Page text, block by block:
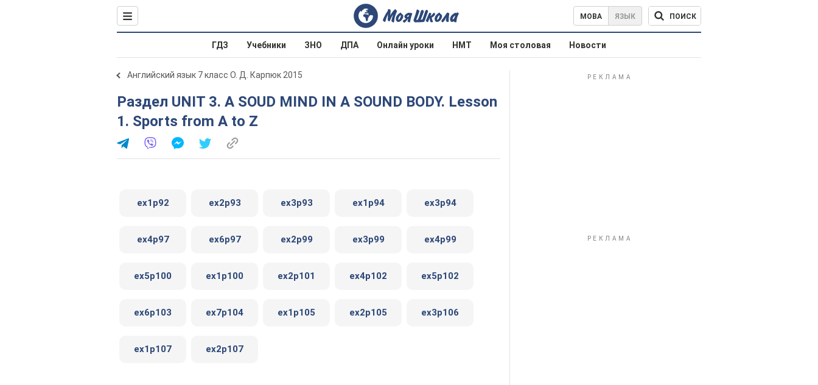
МОВА ЯЗЫК ПОИСК
ГДЗ Учебники ЗНО ДПА Онлайн уроки НМТ Моя столовая Новости
Английский язык 7 класс О. Д. Карпюк 2015
Раздел UNIT 3. A SOUD MIND IN A SOUND BODY. Lesson
1. Sports from A to Z
ex1p92 ex2p93 ex3p93 ex1p94 ex3p94
ex4p97 ex6p97 ex2p99 ex3p99 ex4p99
ex5p100 ex1p100 ex2p101 ex4p102 ex5p102
ex6p103 ex7p104 ex1p105 ex2p105 ex3p106
ex1p107 ex2p107